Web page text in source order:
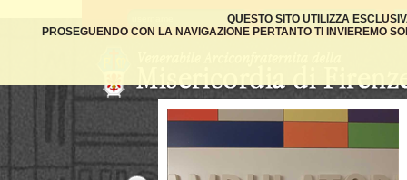
QUESTO SITO UTILIZZA
PROSEGUENDO CON LA NAVIGAZIONE PERTANTO TI INVIEREMO